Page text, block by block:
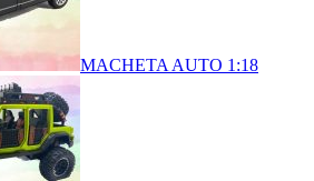
MACHETA AUTO 1:18